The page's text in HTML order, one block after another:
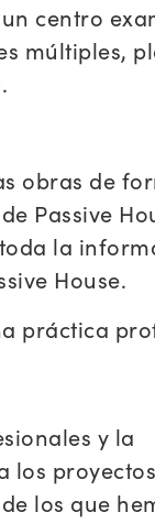
centro
múltiples,
obras de
Passive
la
House.
práctica
y la
los
los que